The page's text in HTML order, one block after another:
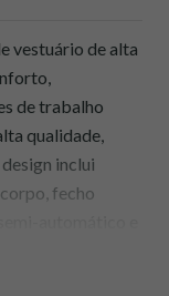
vestuário de alta
de trabalho
qualidade,
inclui
fecho